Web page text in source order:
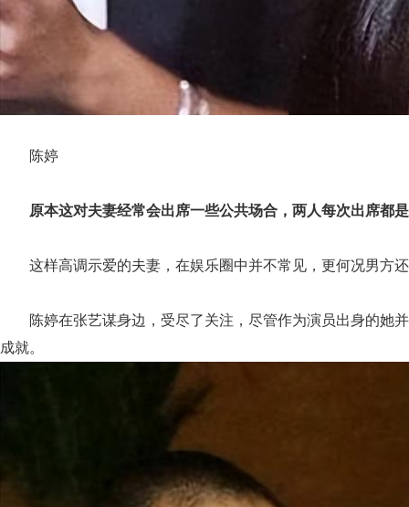
陈婷
原本这对夫妻经常会出席一些公共场合，两人每次出席都
这样高调示爱的夫妻，在娱乐圈中并不常见，更何况男方
陈婷在张艺谋身边，受尽了关注，尽管作为演员出身的她
成就。